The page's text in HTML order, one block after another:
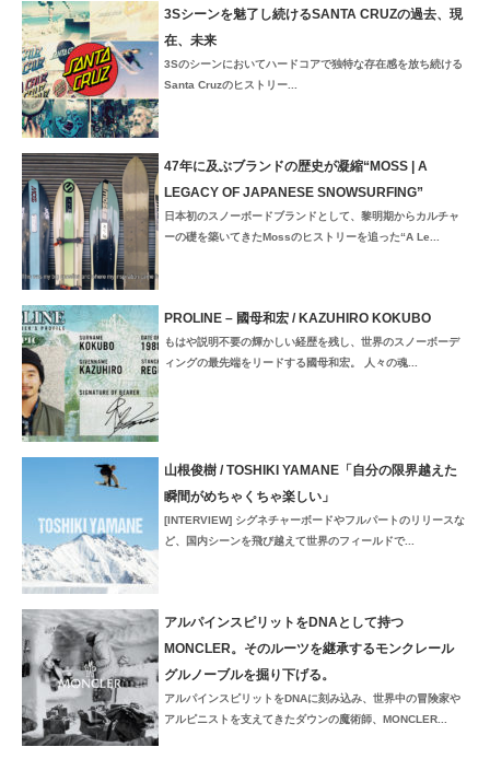
3Sシーンを魅了し続けるSANTA CRUZの過去、現
在、未来
3Sのシーンにおいてハードコアで独特な存在感を放ち続ける
Santa Cruzのヒストリー...
47年に及ぶブランドの歴史が凝縮“MOSS | A
LEGACY OF JAPANESE SNOWSURFING”
日本初のスノーボードブランドとして、黎明期からカルチャ
ーの礎を築いてきたMossのヒストリーを追った“A Le...
PROLINE – 國母和宏 / KAZUHIRO KOKUBO
もはや説明不要の輝かしい経歴を残し、世界のスノーボーデ
ィングの最先端をリードする國母和宏。 人々の魂...
山根俊樹 / TOSHIKI YAMANE「自分の限界越えた
瞬間がめちゃくちゃ楽しい」
[INTERVIEW] シグネチャーボードやフルパートのリリースな
ど、国内シーンを飛び越えて世界のフィールドで...
アルパインスピリットをDNAとして持つ
MONCLER。そのルーツを継承するモンクレール
グルノーブルを掘り下げる。
アルパインスピリットをDNAに刻み込み、世界中の冒険家や
アルピニストを支えてきたダウンの魔術師、MONCLER...